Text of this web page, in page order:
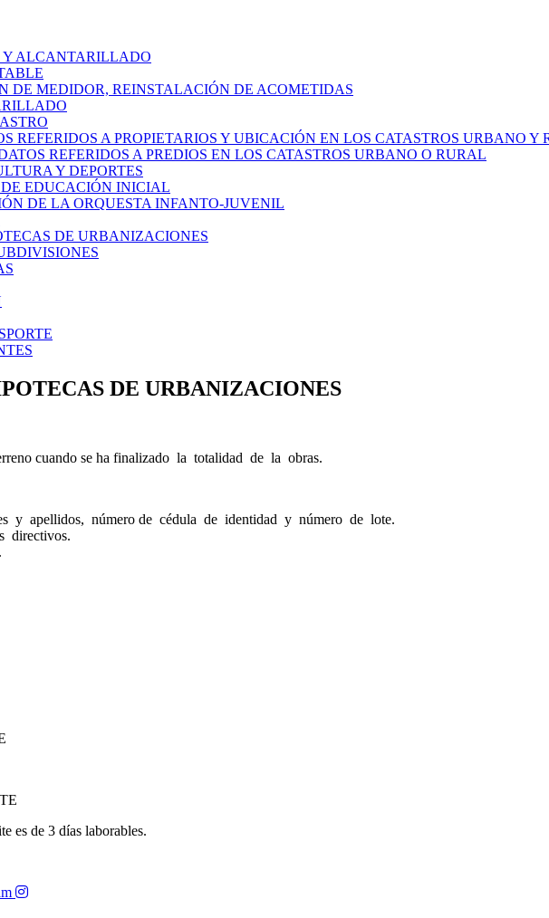
Y ALCANTARILLADO
DE MEDIDOR, REINSTALACIÓN DE ACOMETIDAS
REFERIDOS A PROPIETARIOS Y UBICACIÓN EN LOS CATASTROS URBANO Y
REFERIDOS A PREDIOS EN LOS CATASTROS URBANO O RURAL
Y DEPORTES
DE EDUCACIÓN INICIAL
DE LA ORQUESTA INFANTO-JUVENIL
DE URBANIZACIONES
DE URBANIZACIONES
cuando se ha finalizado la totalidad de la obras.
y apellidos, número de cédula de identidad y número de lote.
directivos.
es de 3 días laborables.